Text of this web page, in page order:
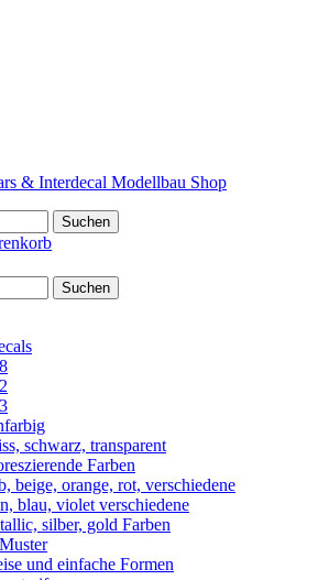
Suchen
Suchen
schwarz, transparent
Farben
beige, orange, rot, verschiedene
blau, violet verschiedene
silber, gold Farben
und einfache Formen